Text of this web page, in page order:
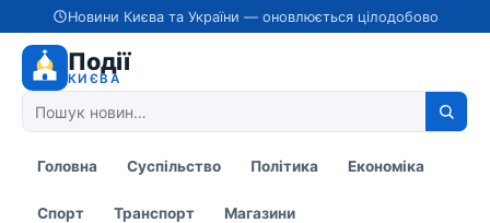
Новини Києва та України — оновлюється цілодобово
Події
КИЄВА
Головна Суспільство Політика Економіка
Спорт Транспорт Магазини